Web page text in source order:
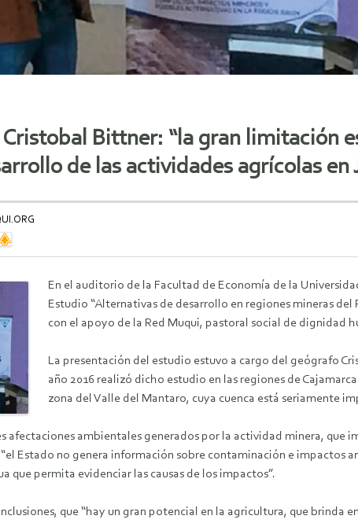
Bittner: “la gran limitación
de las actividades agrícolas en
En el auditorio de la Facultad de Economía de la
Estudio “Alternativas de desarrollo en regiones mineras
con el apoyo de la Red Muqui, pastoral social de dignidad
La presentación del estudio estuvo a cargo del geógrafo
año 2016 realizó dicho estudio en las regiones de
zona del Valle del Mantaro, cuya cuenca está seriamente
afectaciones ambientales generados por la actividad minera, que
Estado no genera información sobre contaminación e impactos
que permita evidenciar las causas de los impactos”.
que “hay un gran potencial en la agricultura, que brinda